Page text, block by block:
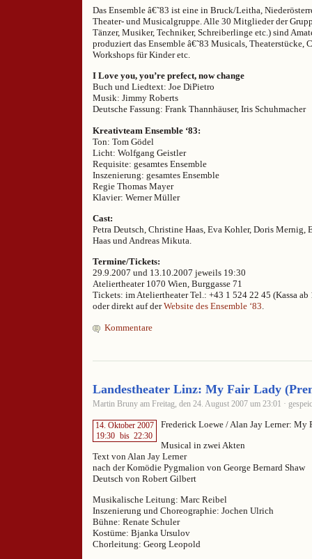
Das Ensemble â€˜83 ist eine in Bruck/Leitha,
Theater- und Musicalgruppe. Alle 30 Mitglieder der
Tänzer, Musiker, Techniker, Schreiberlinge etc.) sind
produziert das Ensemble â€˜83 Musicals, Theaterstücke,
Workshops für Kinder etc.
I Love you, you’re prefect, now change
Buch und Liedtext: Joe DiPietro
Musik: Jimmy Roberts
Deutsche Fassung: Frank Thannhäuser, Iris Schuhmacher
Kreativteam Ensemble ‘83:
Ton: Tom Gödel
Licht: Wolfgang Geistler
Requisite: gesamtes Ensemble
Inszenierung: gesamtes Ensemble
Regie Thomas Mayer
Klavier: Werner Müller
Cast:
Petra Deutsch, Christine Haas, Eva Kohler, Doris Mernig,
Haas und Andreas Mikuta.
Termine/Tickets:
29.9.2007 und 13.10.2007 jeweils 19:30
Ateliertheater 1070 Wien, Burggasse 71
Tickets: im Ateliertheater Tel.: +43 1 524 22 45 (Kassa ab
oder direkt auf derWebsite des Ensemble ‘83.
Kommentare
Landestheater Linz: My Fair Lady
Martin Bruny am Freitag, den 24. August 2007 um 23:01 ·
14. Oktober 2007
19:30 bis 22:30
Frederick Loewe / Alan Jay Lerner: My
Musical in zwei Akten
Text von Alan Jay Lerner
nach der Komödie Pygmalion von George Bernard Shaw
Deutsch von Robert Gilbert
Musikalische Leitung: Marc Reibel
Inszenierung und Choreographie: Jochen Ulrich
Bühne: Renate Schuler
Kostüme: Bjanka Ursulov
Chorleitung: Georg Leopold